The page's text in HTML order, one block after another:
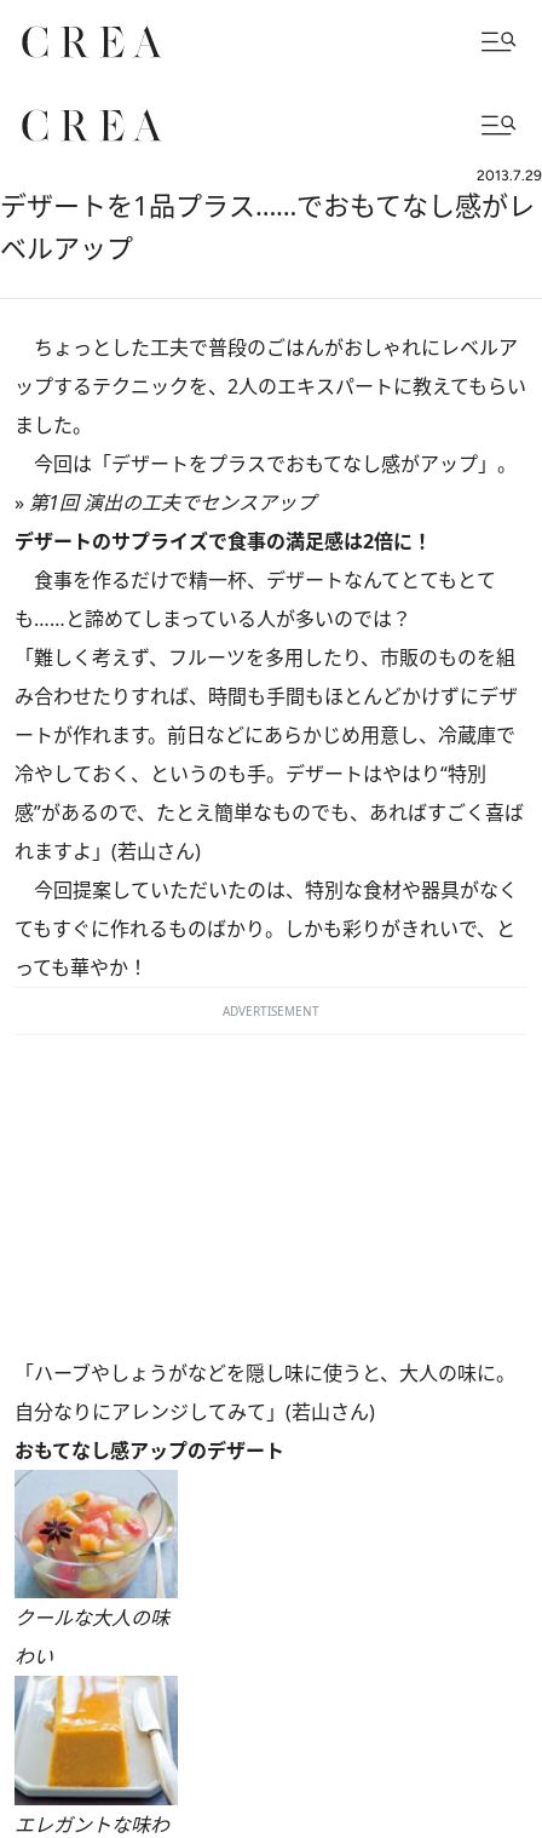
2013.7.29
デザートを1品プラス……でおもてなし感がレ
ベルアップ
ちょっとした工夫で普段のごはんがおしゃれにレベルア
ップするテクニックを、2人のエキスパートに教えてもらい
ました。
今回は「デザートをプラスでおもてなし感がアップ」。
» 第1回 演出の工夫でセンスアップ
デザートのサプライズで食事の満足感は2倍に！
食事を作るだけで精一杯、デザートなんてとてもとて
も……と諦めてしまっている人が多いのでは？
「難しく考えず、フルーツを多用したり、市販のものを組
み合わせたりすれば、時間も手間もほとんどかけずにデザ
ートが作れます。前日などにあらかじめ用意し、冷蔵庫で
冷やしておく、というのも手。デザートはやはり“特別
感”があるので、たとえ簡単なものでも、あればすごく喜ば
れますよ」(若山さん)
今回提案していただいたのは、特別な食材や器具がなく
てもすぐに作れるものばかり。しかも彩りがきれいで、と
っても華やか！
ADVERTISEMENT
「ハーブやしょうがなどを隠し味に使うと、大人の味に。
自分なりにアレンジしてみて」(若山さん)
おもてなし感アップのデザート
クールな大人の味
わい
エレガントな味わ